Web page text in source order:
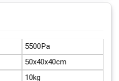
5500Pa
50x40x40cm
10kg